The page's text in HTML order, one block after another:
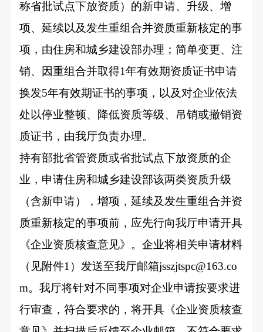
称省批试点下放资质）的新申请、升级、增
项、延续以及发生重组合并资质重新核定的事
项，由住房和城乡建设部办理；简单变更、注
销、因重组合并取得1年有效期资质证书申请
换发5年有效期证书的事项，以及对企业依法
处以停业整顿、降低资质等级、吊销或撤销资
质证书，由我厅负责办理。
持有部批省管资质或省批试点下放资质的企
业，申请住房和城乡建设部该两类资质升级
（含新申请），增项，延续及发生重组合并资
质重新核定的事项前，应先行向我厅申请开具
《企业资质核查意见》。企业将相关申请材料
（见附件1）发送至我厅邮箱jsszjtspc@163.co
m。我厅将针对不同事项对企业申请按要求进
行审查，符合要求的，将开具《企业资质核查